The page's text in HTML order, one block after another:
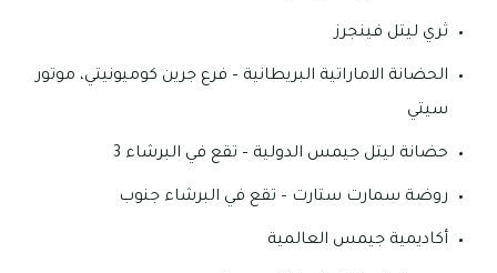
ثري ليتل فينجرز
الحضانة الاماراتية البريطانية – فرع جرين كوميونيتي، موتور
سيتي
حضانة ليتل جيمس الدولية – تقع في البرشاء 3
روضة سمارت ستارت – تقع في البرشاء جنوب
أكاديمية جيمس العالمية